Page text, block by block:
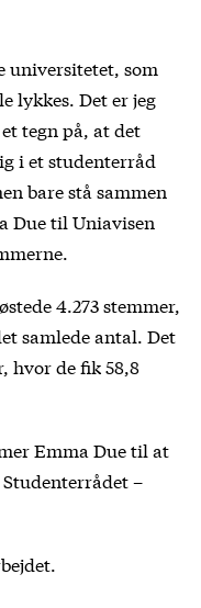
universitetet, som
lykkes. Det er jeg
tegn på, at det
i et studenterråd
bare stå sammen
Due til Uniavisen
4.273 stemmer,
samlede antal. Det
hvor de fik 58,8
Emma Due til at
Studenterrådet –